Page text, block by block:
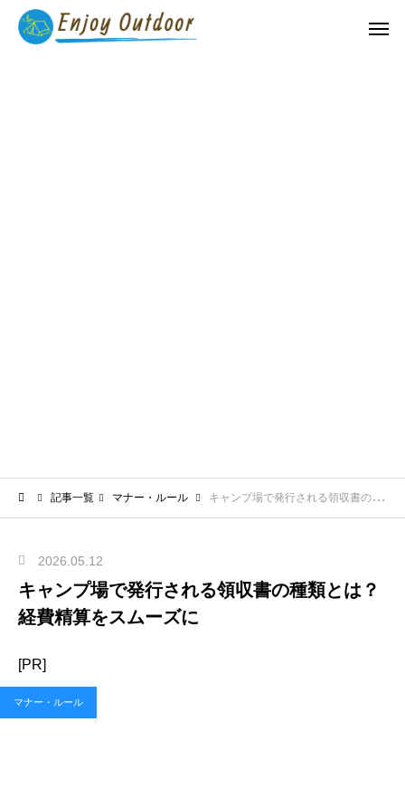
記事一覧 マナー・ルール キャンプ場で発行される領収書の種類とは？経費精算をスムーズに
2026.05.12
キャンプ場で発行される領収書の種類とは？
経費精算をスムーズに
[PR]
マナー・ルール